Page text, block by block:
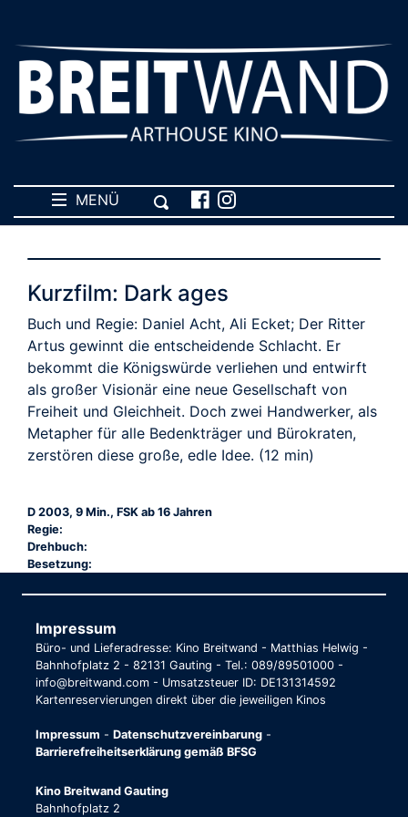
MENÜ
Kurzfilm: Dark ages
Buch und Regie: Daniel Acht, Ali Ecket; Der Ritter
Artus gewinnt die entscheidende Schlacht. Er
bekommt die Königswürde verliehen und entwirft
als großer Visionär eine neue Gesellschaft von
Freiheit und Gleichheit. Doch zwei Handwerker, als
Metapher für alle Bedenkträger und Bürokraten,
zerstören diese große, edle Idee. (12 min)
D 2003, 9 Min., FSK ab 16 Jahren
Regie:
Drehbuch:
Besetzung:
Impressum
Büro- und Lieferadresse: Kino Breitwand - Matthias Helwig -
Bahnhofplatz 2 - 82131 Gauting - Tel.: 089/89501000 -
info@breitwand.com - Umsatzsteuer ID: DE131314592
Kartenreservierungen direkt über die jeweiligen Kinos
Impressum - Datenschutzvereinbarung -
Barrierefreiheitserklärung gemäß BFSG
Kino Breitwand Gauting
Bahnhofplatz 2